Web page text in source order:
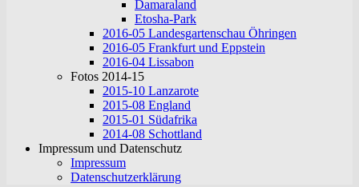
Damaraland
Etosha-Park
2016-05 Landesgartenschau Öhringen
2016-05 Frankfurt und Eppstein
2016-04 Lissabon
Fotos 2014-15
2015-10 Lanzarote
2015-08 England
2015-01 Südafrika
2014-08 Schottland
Impressum und Datenschutz
Impressum
Datenschutzerklärung